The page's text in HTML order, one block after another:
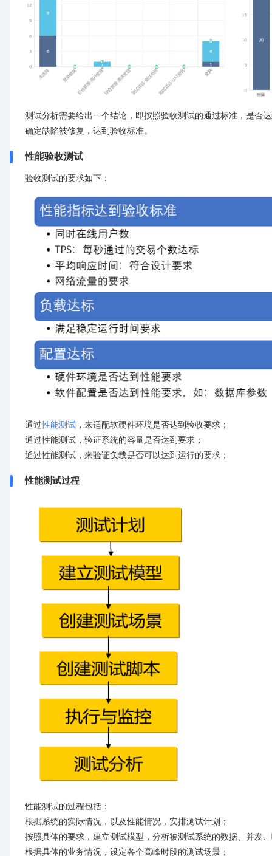
测试分析需要给出一个结论，即按照验收测试的通过标准，是否
确定缺陷被修复，达到验收标准。
性能验收测试
验收测试的要求如下：
通过性能测试 ，来适配软硬件环境是否达到验收要求；
通过性能测试，验证系统的容量是否达到要求；
通过性能测试，来验证负载是否可以达到运行的要求；
性能测试过程
性能测试的过程包括：
根据系统的实际情况，以及性能情况，安排测试计划；
按照具体的要求，建立测试模型，分析被测试系统的数据、并发
根据具体的业务情况，设定各个高峰时段的测试场景；